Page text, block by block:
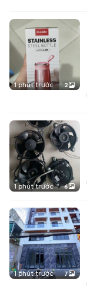
1 phút trước 2
1 phút trước 6
1 phút trước 7